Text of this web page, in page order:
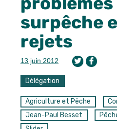
surpêche
rejets
13 juin 2012
Délégation
Agriculture et Pêche
Jean-Paul Besset